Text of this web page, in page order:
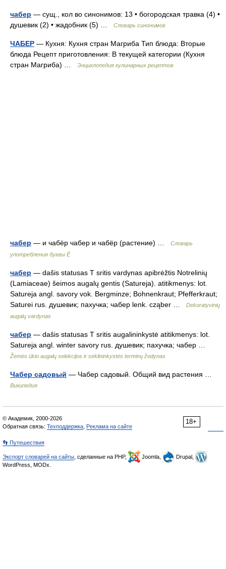
чабер — сущ., кол во синонимов: 13 • богородская травка (4) •
душевик (2) • жадобник (5) …
Словарь синонимов
ЧАБЕР — Кухня: Кухня стран Магриба Тип блюда: Вторые
блюда Рецепт приготовления: В текущей категории (Кухня
стран Магриба) …
Энциклопедия кулинарных рецептов
чабер — и чабёр чабер и чабёр (растение) …
Словарь
употребления буквы Ё
чабер — dašis statusas T sritis vardynas apibrėžtis Notrelinių
(Lamiaceae) šeimos augalų gentis (Satureja). atitikmenys: lot.
Satureja angl. savory vok. Bergminze; Bohnenkraut; Pfefferkraut;
Saturei rus. душевик; пахучка; чабер lenk. cząber …
Dekoratyvinių
augalų vardynas
чабер — dašis statusas T sritis augalininkystė atitikmenys: lot.
Satureja angl. winter savory rus. душевик; пахучка; чабер …
Žemės ūkio augalų selekcijos ir sėklininkystės terminų žodynas
Чабер садовый — Чабер садовый. Общий вид растения …
Википедия
18+
© Академик, 2000-2026
Обратная связь: Техподдержка Реклама на сайте
👣 Путешествия
Экспорт словарей на сайты , сделанные на PHP, Joomla,
Drupal,
WordPress, MODx.